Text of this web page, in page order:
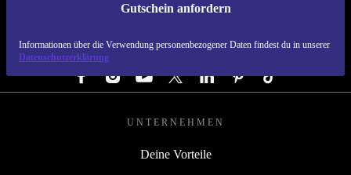
Gutschein anfordern
Informationen über die Verwendung personenbezogener Daten findest du in unserer
Datenschutzerklärung
REFURBED DEUTSCHLAND - RETHINK NEW.
FOLGE UNS
UNTERNEHMEN
Deine Vorteile